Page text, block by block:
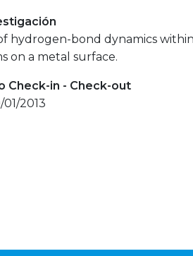
hydrogen-bond dynamics
on a metal surface.
Check-in - Check-out
01/2013